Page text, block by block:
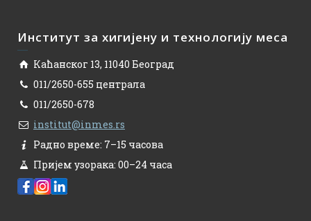
Институт за хигијену и технологију меса
Каћанског 13, 11040 Београд
011/2650-655 централа
011/2650-678
institut@inmes.rs
Радно време: 7–15 часова
Пријем узорака: 00–24 часа